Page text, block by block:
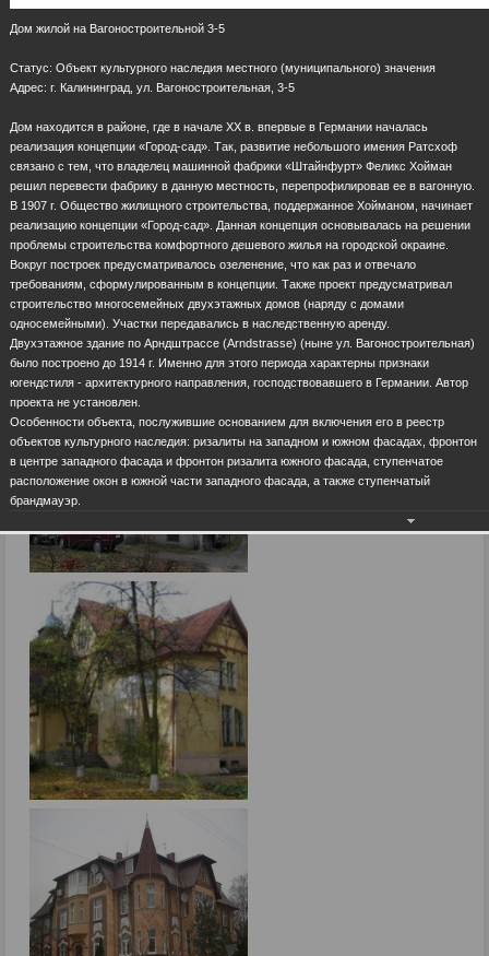
Дом жилой на Вагоностроительной 3-5
Статус: Объект культурного наследия местного (муниципального) значения
Адрес: г. Калининград, ул. Вагоностроительная, 3-5
Дом находится в районе, где в начале XX в. впервые в Германии началась
реализация концепции «Город-сад». Так, развитие небольшого имения Ратсхоф
связано с тем, что владелец машинной фабрики «Штайнфурт» Феликс Хойман
решил перевести фабрику в данную местность, перепрофилировав ее в вагонную.
В 1907 г. Общество жилищного строительства, поддержанное Хойманом, начинает
реализацию концепции «Город-сад». Данная концепция основывалась на решении
проблемы строительства комфортного дешевого жилья на городской окраине.
Вокруг построек предусматривалось озеленение, что как раз и отвечало
требованиям, сформулированным в концепции. Также проект предусматривал
строительство многосемейных двухэтажных домов (наряду с домами
односемейными). Участки передавались в наследственную аренду.
Двухэтажное здание по Арндштрассе (Arndstrasse) (ныне ул. Вагоностроительная)
было построено до 1914 г. Именно для этого периода характерны признаки
югендстиля - архитектурного направления, господствовавшего в Германии. Автор
проекта не установлен.
Особенности объекта, послужившие основанием для включения его в реестр
объектов культурного наследия: ризалиты на западном и южном фасадах, фронтон
в центре западного фасада и фронтон ризалита южного фасада, ступенчатое
расположение окон в южной части западного фасада, а также ступенчатый
брандмауэр.